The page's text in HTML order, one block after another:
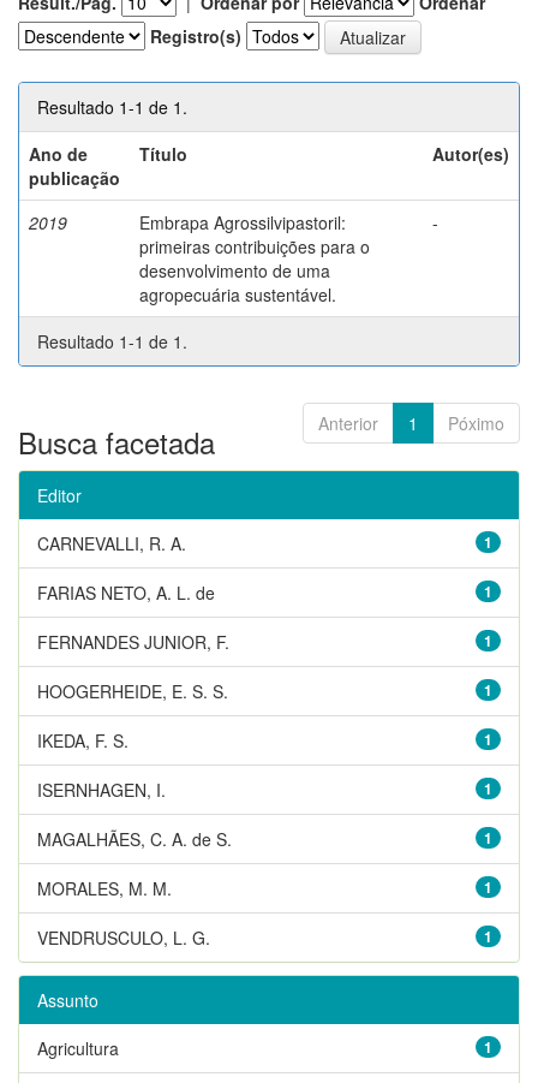
Registro(s)
Resultado 1-1 de 1.
Ano de
publicação
Título Autor(es)
2019
Embrapa Agrossilvipastoril:
primeiras contribuições para o
desenvolvimento de uma
agropecuária sustentável.
-
Resultado 1-1 de 1.
Anterior 1 Póximo
Busca facetada
Editor
1
CARNEVALLI, R. A.
1
FARIAS NETO, A. L. de
1
FERNANDES JUNIOR, F.
1
HOOGERHEIDE, E. S. S.
1
IKEDA, F. S.
1
ISERNHAGEN, I.
1
MAGALHÃES, C. A. de S.
1
MORALES, M. M.
1
VENDRUSCULO, L. G.
Assunto
1
Agricultura